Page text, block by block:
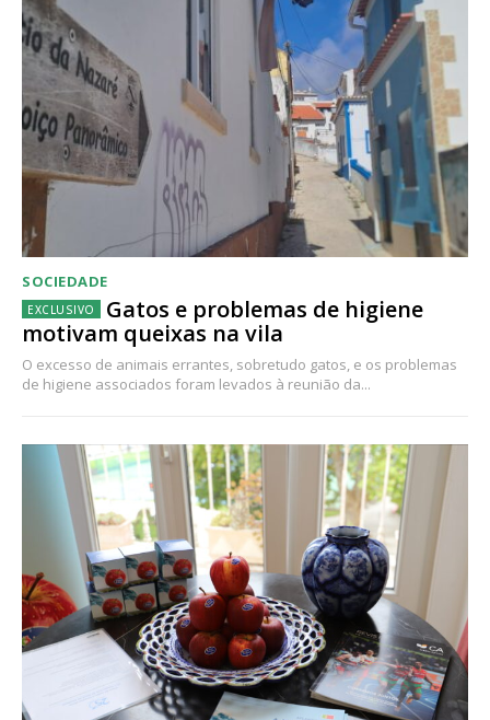
SOCIEDADE
Gatos e problemas de higiene
motivam queixas na vila
O excesso de animais errantes, sobretudo gatos, e os problemas
de higiene associados foram levados à reunião da...